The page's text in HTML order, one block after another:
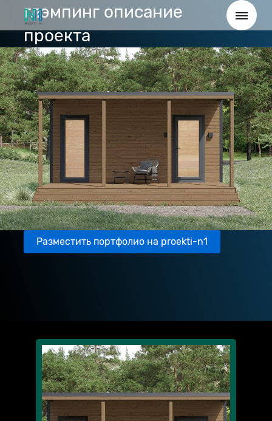
глэмпинг описание
проекта
Разместить портфолио на proekti-n1